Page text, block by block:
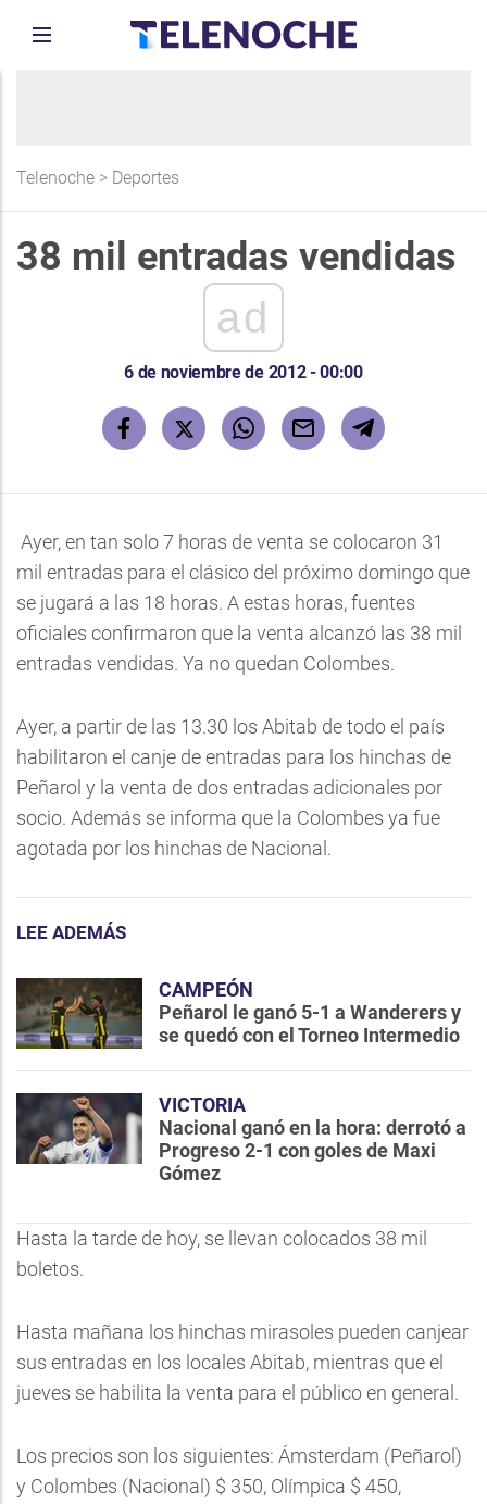
Telenoche > Deportes
38 mil entradas vendidas
ad
6 de noviembre de 2012 - 00:00
Ayer, en tan solo 7 horas de venta se colocaron 31
mil entradas para el clásico del próximo domingo que
se jugará a las 18 horas. A estas horas, fuentes
oficiales confirmaron que la venta alcanzó las 38 mil
entradas vendidas. Ya no quedan Colombes.
Ayer, a partir de las 13.30 los Abitab de todo el país
habilitaron el canje de entradas para los hinchas de
Peñarol y la venta de dos entradas adicionales por
socio. Además se informa que la Colombes ya fue
agotada por los hinchas de Nacional.
LEE ADEMÁS
CAMPEÓN
Peñarol le ganó 5-1 a Wanderers y
se quedó con el Torneo Intermedio
VICTORIA
Nacional ganó en la hora: derrotó a
Progreso 2-1 con goles de Maxi
Gómez
Hasta la tarde de hoy, se llevan colocados 38 mil
boletos.
Hasta mañana los hinchas mirasoles pueden canjear
sus entradas en los locales Abitab, mientras que el
jueves se habilita la venta para el público en general.
Los precios son los siguientes: Ámsterdam (Peñarol)
y Colombes (Nacional) $ 350, Olímpica $ 450,